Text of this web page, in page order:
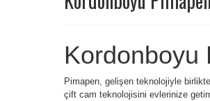
Kordonboyu
Pimapen, gelişen teknolojiyle
çift cam teknolojisini evlerinize